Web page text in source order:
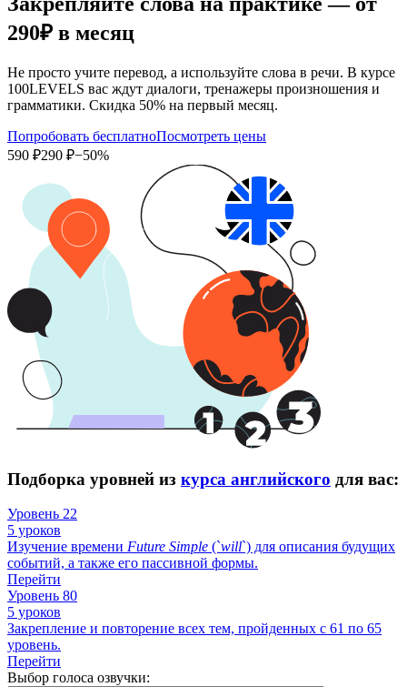
290₽ в месяц
Не просто учите перевод, а используйте слова в речи. В курсе
100LEVELS вас ждут диалоги, тренажеры произношения и
грамматики. Скидка 50% на первый месяц.
Попробовать бесплатноПосмотреть цены
590 ₽290 ₽−50%
Подборка уровней из курса английского для вас:
Уровень 22
5 уроков
Изучение времени Future Simple (`will`) для описания будущих
событий, а также его пассивной формы.
Перейти
Уровень 80
5 уроков
Закрепление и повторение всех тем, пройденных с 61 по 65
уровень.
Перейти
Выбор голоса озвучки: